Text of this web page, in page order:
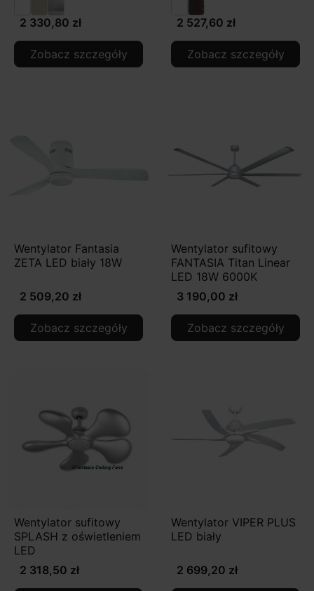
2 330,80 zł
Zobacz szczegóły
2 527,60 zł
Zobacz szczegóły
Wentylator Fantasia
ZETA LED biały 18W
2 509,20 zł
Zobacz szczegóły
Wentylator sufitowy
FANTASIA Titan Linear
LED 18W 6000K
3 190,00 zł
Zobacz szczegóły
Wentylator sufitowy
SPLASH z oświetleniem
LED
2 318,50 zł
Wentylator VIPER PLUS
LED biały
2 699,20 zł